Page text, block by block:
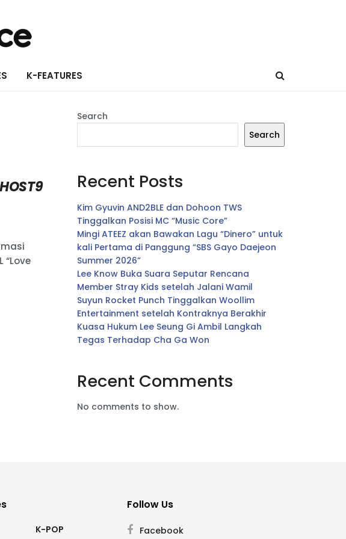
K-FEATURES
Search
Search
Recent Posts
Kim Gyuvin AND2BLE dan Dohoon TWS
Tinggalkan Posisi MC “Music Core”
Mingi ATEEZ akan Bawakan Lagu “Dinero” untuk
kali Pertama di Panggung “SBS Gayo Daejeon
Summer 2026”
Lee Know Buka Suara Seputar Rencana
Member Stray Kids setelah Jalani Wamil
Suyun Rocket Punch Tinggalkan Woollim
Entertainment setelah Kontraknya Berakhir
Kuasa Hukum Lee Seung Gi Ambil Langkah
Tegas Terhadap Cha Ga Won
Recent Comments
No comments to show.
K-POP
Follow Us
Facebook